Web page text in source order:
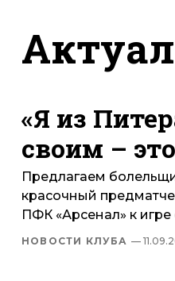
«Я из
своим –
Предлагаем
красочный
ПФК «Арсенал» к игре
НОВОСТИ КЛУБА —